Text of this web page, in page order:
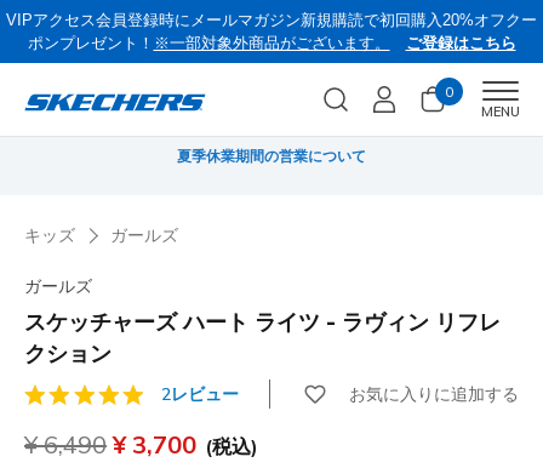
VIPアクセス会員登録時にメールマガジン新規購読で初回購入20%オフクー
ポンプレゼント！ ※一部対象外商品がございます。 ご登録はこちら
0
MENU
《お盆セール》 対象セール商品が15-20％OFFに。8/16(日)まで VIP会員限
キッズ ガールズ
ガールズ
スケッチャーズ ハート ライツ - ラヴィン リフレ
クション
顧客評価4.2/5件2レビュー お気に入りに追加する
からの値引き
¥ 6,490から
¥ 3,700 (税込)